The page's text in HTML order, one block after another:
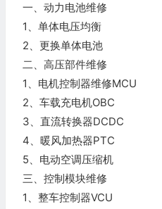
一、动力电池维修
1、单体电压均衡
2、更换单体电池
二、高压部件维修
1、电机控制器维修MCU
2、车载充电机OBC
3、直流转换器DCDC
4、暖风加热器PTC
5、电动空调压缩机
三、控制模块维修
1、整车控制器VCU